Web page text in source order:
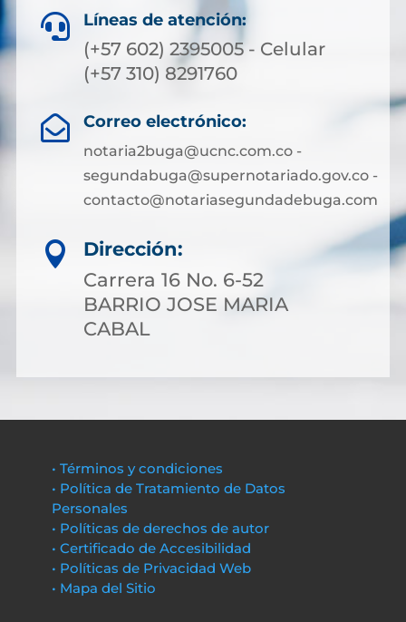
 Líneas de atención:
(+57 602) 2395005 - Celular
(+57 310) 8291760
 Correo electrónico:
notaria2buga@ucnc.com.co -
segundabuga@supernotariado.gov.co -
contacto@notariasegundadebuga.com

Dirección:
Carrera 16 No. 6-52
BARRIO JOSE MARIA
CABAL
• Términos y condiciones
• Política de Tratamiento de Datos
Personales
• Políticas de derechos de autor
• Certificado de Accesibilidad
• Políticas de Privacidad Web
• Mapa del Sitio